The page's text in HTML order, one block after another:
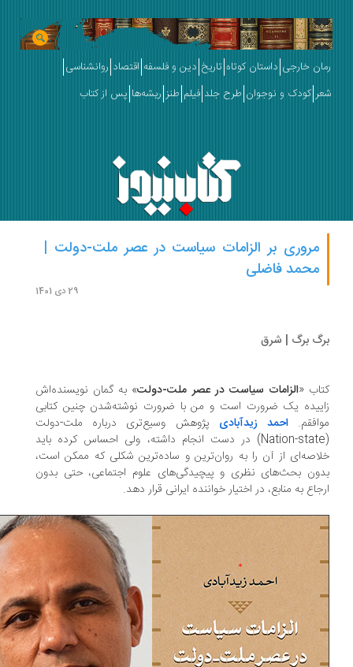
خارجی داستان کوتاه تاریخ دین و فلسفه اقتصاد روانشناسی
کودک و نوجوان طرح جلد فیلم طنز ریشه‌ها پس از کتاب
مروری بر الزامات سیاست در عصر ملت-دولت |
محمد فاضلی
برگ | شرق
«الزامات سیاست در عصر ملت-دولت» به گمان نویسنده‌اش
یک ضرورت است و من با ضرورت نوشته‌شدن چنین کتابی
احمد زیدآبادیپژوهش وسیع‌تری درباره ملت-دولت
(Nation-state) در دست انجام داشته، ولی احساس کرده باید
از آن‌ را به روان‌ترین و ساده‌ترین شکلی که ممکن است،
بحث‌های نظری و پیچیدگی‌های علوم اجتماعی، حتی بدون
به منابع، در اختیار خواننده ایرانی قرار دهد.